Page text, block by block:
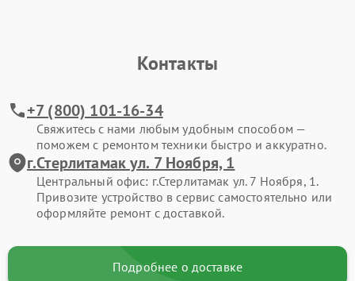
Контакты
+7 (800) 101-16-34
Свяжитесь с нами любым удобным способом —
поможем с ремонтом техники быстро и аккуратно.
г.Стерлитамак ул. 7 Ноября, 1
Центральный офис: г.Стерлитамак ул. 7 Ноября, 1.
Привозите устройство в сервис самостоятельно или
оформляйте ремонт с доставкой.
Подробнее о доставке